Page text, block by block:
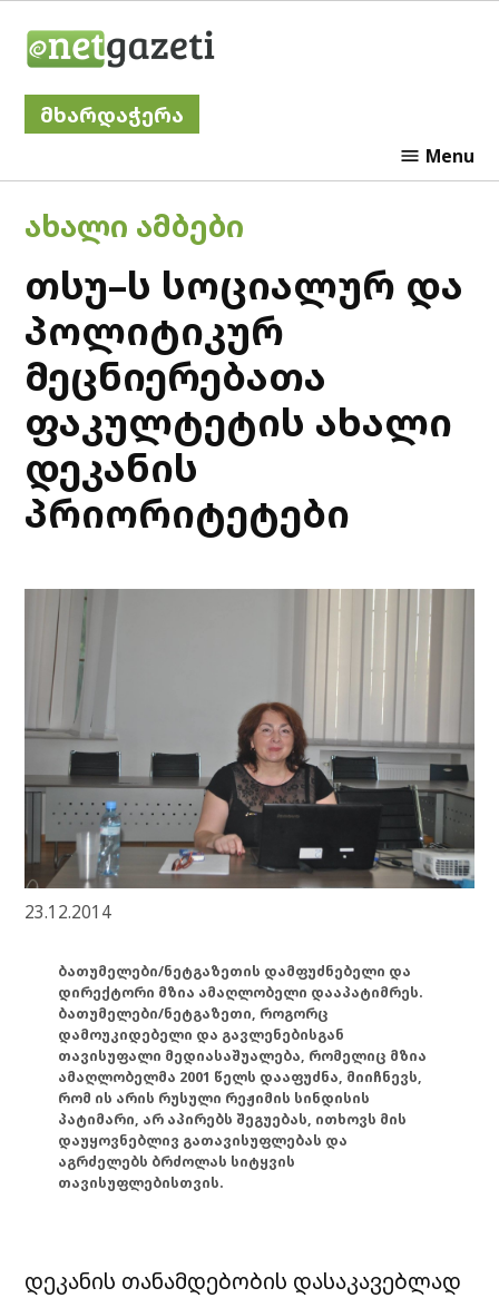
მხარდაჭერა
Menu
POSTED
ᲐᲮᲐᲚᲘ ᲐᲛᲑᲔᲑᲘ
თსუ–ს სოციალურ და
პოლიტიკურ
მეცნიერებათა
ფაკულტეტის ახალი
დეკანის
პრიორიტეტები
23.12.2014
ბათუმელები/ნეტგაზეთის დამფუძნებელი და
დირექტორი მზია ამაღლობელი დააპატიმრეს.
ბათუმელები/ნეტგაზეთი, როგორც
დამოუკიდებელი და გავლენებისგან
თავისუფალი მედიასაშუალება, რომელიც მზია
ამაღლობელმა 2001 წელს დააფუძნა, მიიჩნევს,
რომ ის არის რუსული რეჟიმის სინდისის
პატიმარი, არ აპირებს შეგუებას, ითხოვს მის
დაუყოვნებლივ გათავისუფლებას და
აგრძელებს ბრძოლას სიტყვის
თავისუფლებისთვის.
დეკანის თანამდებობის დასაკავებლად